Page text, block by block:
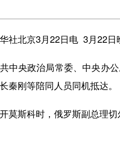
北京3月22日电 3月22日晚
央政治局常委、中央办公
秦刚等陪同人员同机抵达。
斯科时，俄罗斯副总理切